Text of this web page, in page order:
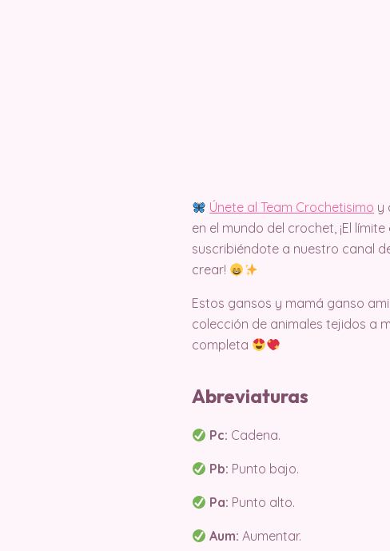
Únete al Team Crochetisimo y
en el mundo del crochet, ¡El
suscribiéndote a nuestro canal
crear!
Estos gansos y mamá ganso
colección de animales tejidos a
completa
Abreviaturas
Pc: Cadena.
Pb: Punto bajo.
Pa: Punto alto.
Aum: Aumentar.